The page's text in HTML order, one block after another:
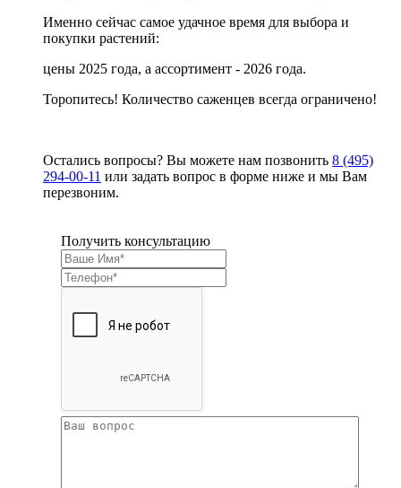
Именно сейчас самое удачное время для выбора и
покупки растений:
цены 2025 года, а ассортимент - 2026 года.
Торопитесь! Количество саженцев всегда ограничено!
Остались вопросы? Вы можете нам позвонить 8 (495)
294-00-11 или задать вопрос в форме ниже и мы Вам
перезвоним.
Получить консультацию